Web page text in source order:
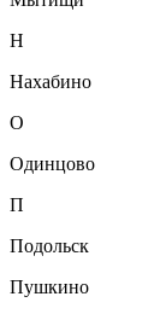
Н
Нахабино
О
Одинцово
П
Подольск
Пушкино